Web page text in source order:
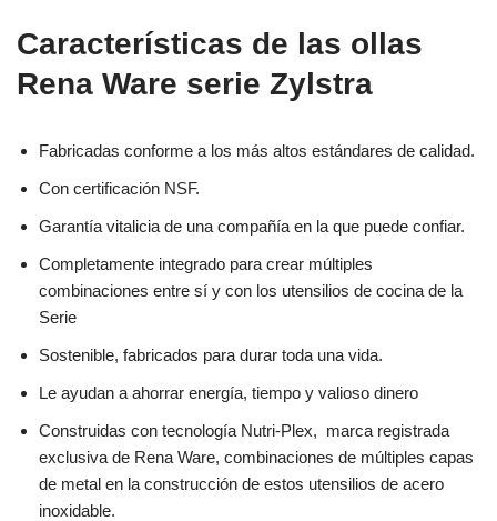
Características de las ollas
Rena Ware serie Zylstra
Fabricadas conforme a los más altos estándares de calidad.
Con certificación NSF.
Garantía vitalicia de una compañía en la que puede confiar.
Completamente integrado para crear múltiples
combinaciones entre sí y con los utensilios de cocina de la
Serie
Sostenible, fabricados para durar toda una vida.
Le ayudan a ahorrar energía, tiempo y valioso dinero
Construidas con tecnología Nutri-Plex, marca registrada
exclusiva de Rena Ware, combinaciones de múltiples capas
de metal en la construcción de estos utensilios de acero
inoxidable.